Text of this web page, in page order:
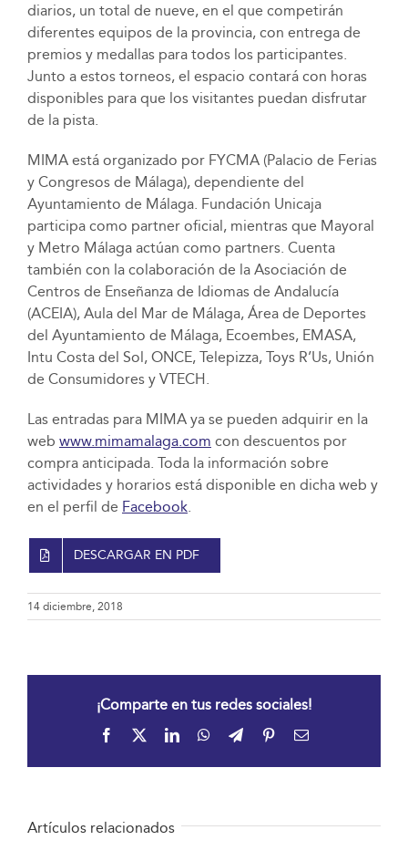
diarios, un total de nueve, en el que competirán
diferentes equipos de la provincia, con entrega de
premios y medallas para todos los participantes.
Junto a estos torneos, el espacio contará con horas
disponibles para que los visitantes puedan disfrutar
de la pista.
MIMA está organizado por FYCMA (Palacio de Ferias
y Congresos de Málaga), dependiente del
Ayuntamiento de Málaga. Fundación Unicaja
participa como partner oficial, mientras que Mayoral
y Metro Málaga actúan como partners. Cuenta
también con la colaboración de la Asociación de
Centros de Enseñanza de Idiomas de Andalucía
(ACEIA), Aula del Mar de Málaga, Área de Deportes
del Ayuntamiento de Málaga, Ecoembes, EMASA,
Intu Costa del Sol, ONCE, Telepizza, Toys R’Us, Unión
de Consumidores y VTECH.
Las entradas para MIMA ya se pueden adquirir en la
web www.mimamalaga.com con descuentos por
compra anticipada. Toda la información sobre
actividades y horarios está disponible en dicha web y
en el perfil de Facebook.
DESCARGAR EN PDF
14 diciembre, 2018
¡Comparte en tus redes sociales!
Facebook LinkedInWhatsApp
TelegramPinterestCorreo
Artículos relacionados